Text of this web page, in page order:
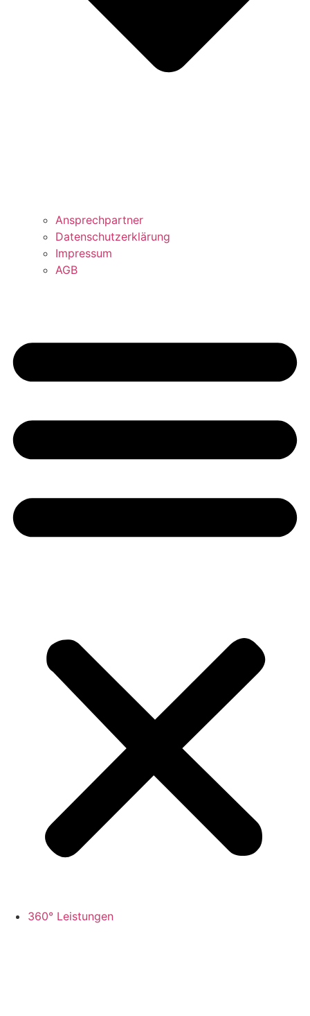
Ansprechpartner
Datenschutzerklärung
Impressum
AGB
360° Leistungen